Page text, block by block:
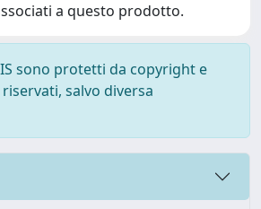
a questo prodotto.
sono protetti da copyright e
salvo diversa